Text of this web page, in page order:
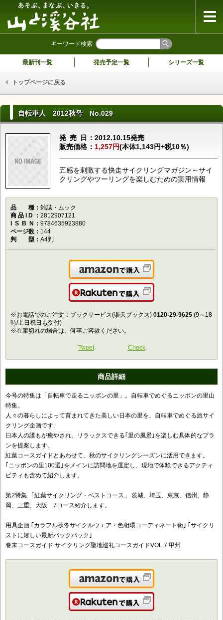
キーワード検索
最新刊一覧 発売予定一覧 シリーズ一覧
トップページに戻る
自転車人 2012秋号 No.029
発売日 2012.10.15発売
販売価格
1,257円(本体1,143円+税10％)
五感を刺激する快走サイクリングマガジン～サイ
クリングやツーリングを楽しむための実用情報
品種雑誌・ムック
商品ID
2812907121
ISBN
9784635923880
ページ数
144
判型A4判
Amazonで購入
楽天で購入
※お電話でのご注文：ブックサービス(楽天ブックス) 0120-29-9625 (9～18
時/土日祝日も受付)
※在庫切れの場合は、何卒ご容赦ください。
Tweet Check
商品詳細
今号の特集は「自転車で走るニッポンの里」。自転車でめぐるニッポンの里山
特集。
人々の暮らしによって育まれてきた美しい日本の里を、自転車でめぐる旅サイ
クリング企画です。
日本人の誰もが癒やされ、リラックスできる｢里の風景｣を楽しむ具体的なプラ
ンを提案します。
紅葉コースガイドとあわせて、秋のサイクリングシーズンに活用できます。
｢ニッポンの里100選｣をメインに訪問地を選定し、現地で体験できるアクティ
ビティも含めて紹介します。
第2特集 「紅葉サイクリング・ベストコース」 茨城、埼玉、東京、信州、静
岡、三重、大阪 7コース紹介します。
用具企画 ｢カラフル秋冬サイクルウエア・色相環コーディネート術｣ ｢サイクリ
ストに嬉しい最新バックパック｣
巻末コースガイド サイクリング聖地巡礼コースガイドVOL.7 甲州
Amazonで購入
楽天で購入